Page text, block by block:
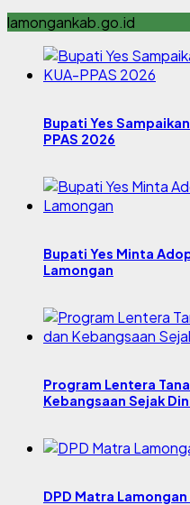
lamongankab.go.id
Bupati Yes
PPAS 2026
Bupati Yes Minta
Lamongan
Program Lentera
Kebangsaan Sejak
DPD Matra